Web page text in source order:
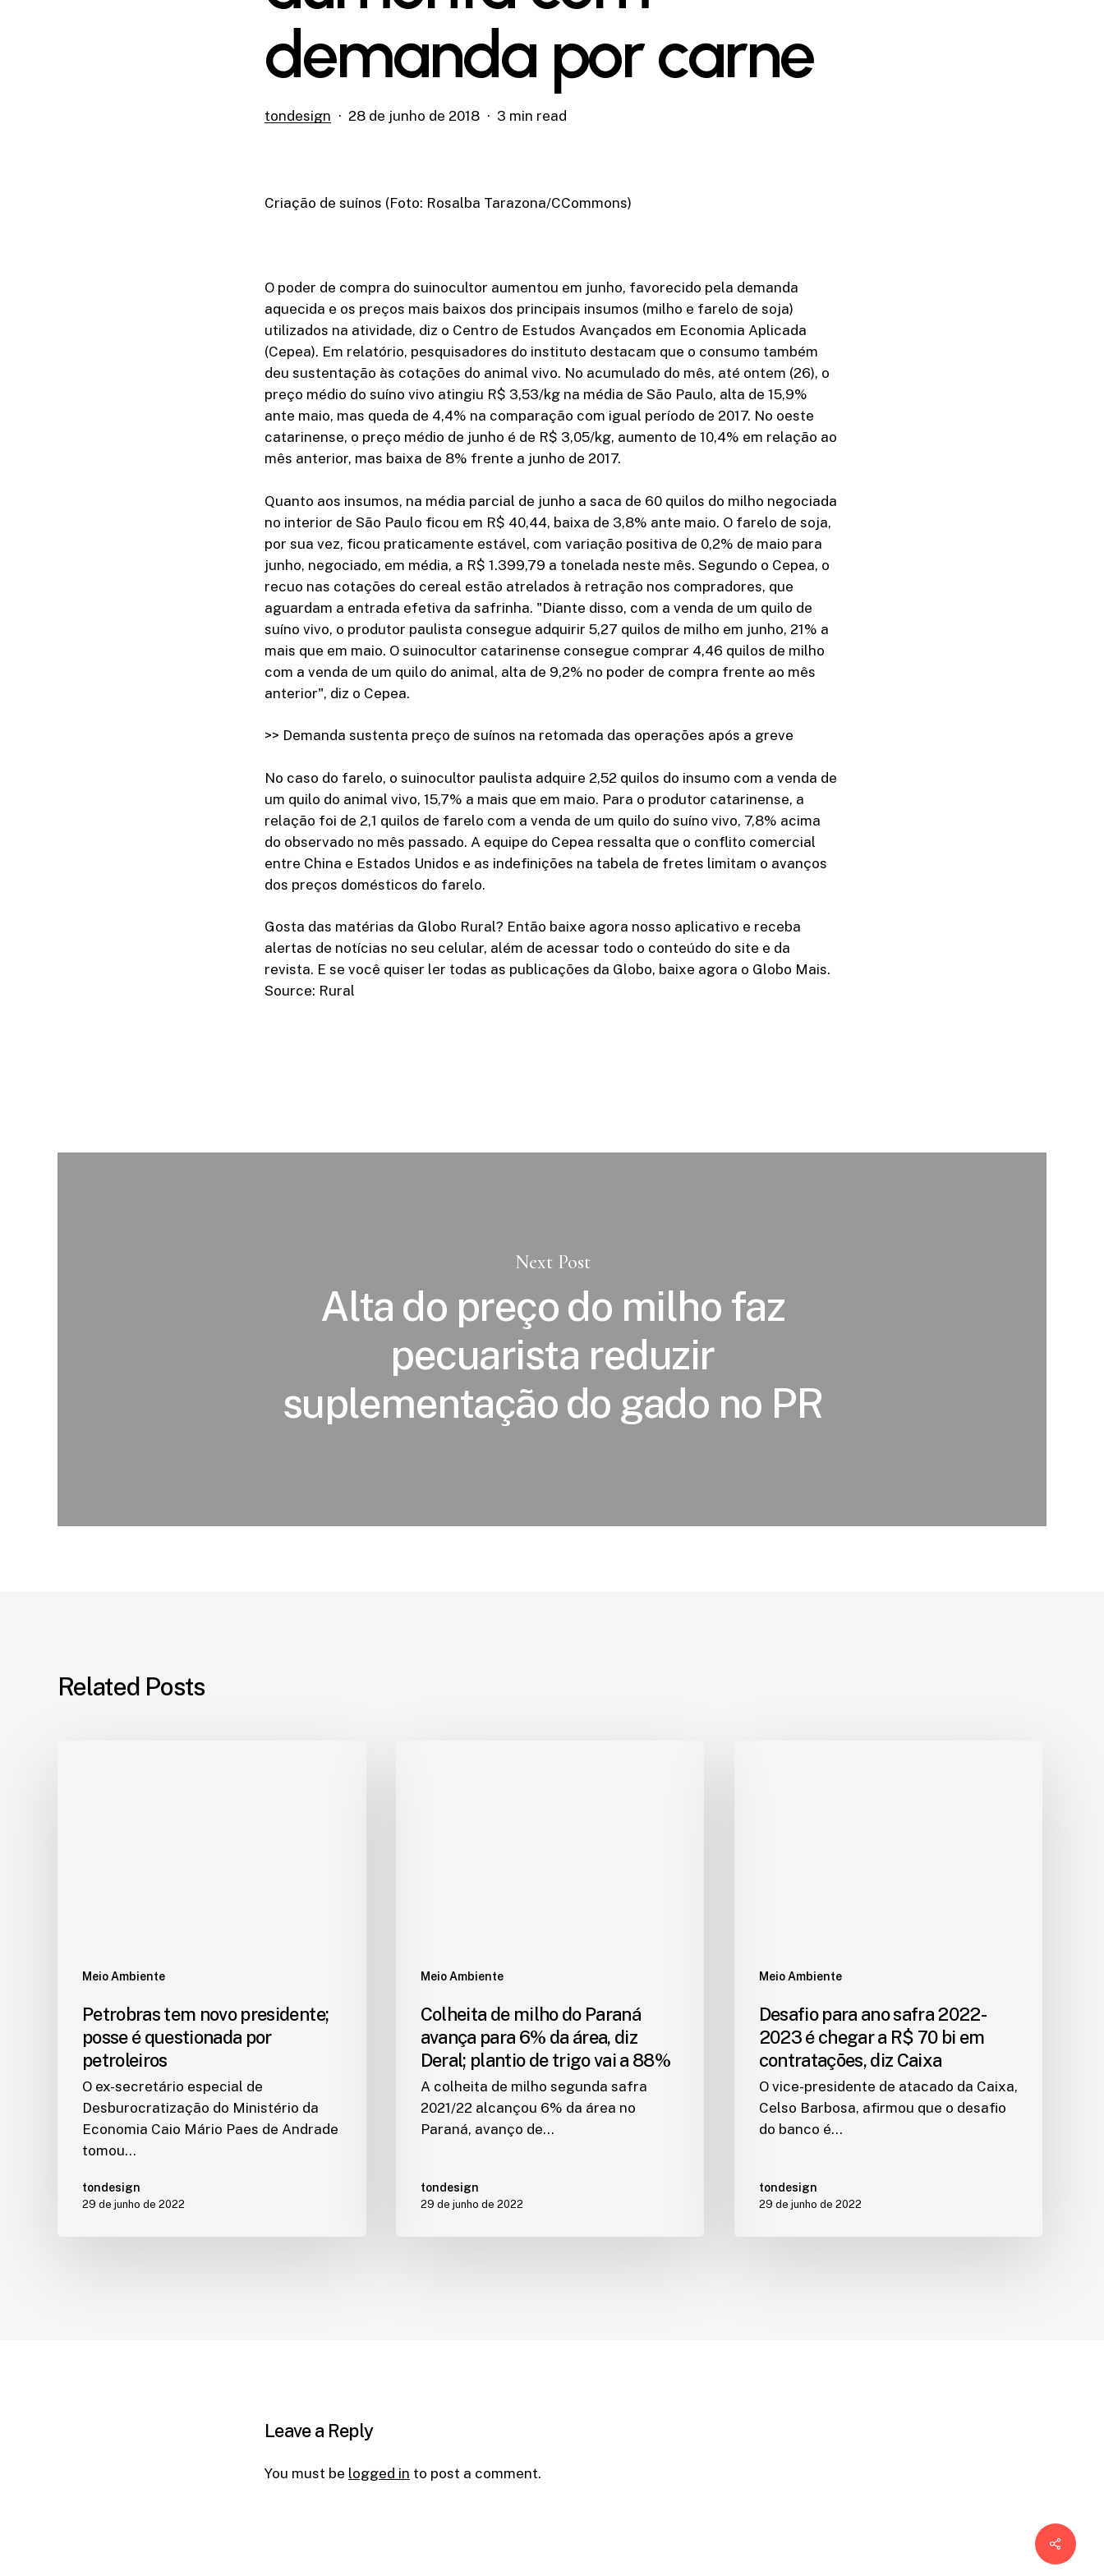
demanda por carne
tondesign 28 de junho de 2018 3 min read
Criação de suínos (Foto: Rosalba Tarazona/CCommons)
O poder de compra do suinocultor aumentou em junho, favorecido pela demanda
aquecida e os preços mais baixos dos principais insumos (milho e farelo de soja)
utilizados na atividade, diz o Centro de Estudos Avançados em Economia Aplicada
(Cepea). Em relatório, pesquisadores do instituto destacam que o consumo também
deu sustentação às cotações do animal vivo. No acumulado do mês, até ontem (26), o
preço médio do suíno vivo atingiu R$ 3,53/kg na média de São Paulo, alta de 15,9%
ante maio, mas queda de 4,4% na comparação com igual período de 2017. No oeste
catarinense, o preço médio de junho é de R$ 3,05/kg, aumento de 10,4% em relação ao
mês anterior, mas baixa de 8% frente a junho de 2017.
Quanto aos insumos, na média parcial de junho a saca de 60 quilos do milho negociada
no interior de São Paulo ficou em R$ 40,44, baixa de 3,8% ante maio. O farelo de soja,
por sua vez, ficou praticamente estável, com variação positiva de 0,2% de maio para
junho, negociado, em média, a R$ 1.399,79 a tonelada neste mês. Segundo o Cepea, o
recuo nas cotações do cereal estão atrelados à retração nos compradores, que
aguardam a entrada efetiva da safrinha. "Diante disso, com a venda de um quilo de
suíno vivo, o produtor paulista consegue adquirir 5,27 quilos de milho em junho, 21% a
mais que em maio. O suinocultor catarinense consegue comprar 4,46 quilos de milho
com a venda de um quilo do animal, alta de 9,2% no poder de compra frente ao mês
anterior", diz o Cepea.
>> Demanda sustenta preço de suínos na retomada das operações após a greve
No caso do farelo, o suinocultor paulista adquire 2,52 quilos do insumo com a venda de
um quilo do animal vivo, 15,7% a mais que em maio. Para o produtor catarinense, a
relação foi de 2,1 quilos de farelo com a venda de um quilo do suíno vivo, 7,8% acima
do observado no mês passado. A equipe do Cepea ressalta que o conflito comercial
entre China e Estados Unidos e as indefinições na tabela de fretes limitam o avanços
dos preços domésticos do farelo.
Gosta das matérias da Globo Rural? Então baixe agora nosso aplicativo e receba
alertas de notícias no seu celular, além de acessar todo o conteúdo do site e da
revista. E se você quiser ler todas as publicações da Globo, baixe agora o Globo Mais.
Source: Rural
Next Post
Alta do preço do milho faz
pecuarista reduzir
suplementação do gado no PR
Related Posts
Meio Ambiente
Petrobras tem novo presidente;
posse é questionada por
petroleiros
O ex-secretário especial de
Desburocratização do Ministério da
Economia Caio Mário Paes de Andrade
tomou…
tondesign
29 de junho de 2022
Meio Ambiente
Colheita de milho do Paraná
avança para 6% da área, diz
Deral; plantio de trigo vai a 88%
A colheita de milho segunda safra
2021/22 alcançou 6% da área no
Paraná, avanço de…
tondesign
29 de junho de 2022
Meio Ambiente
Desafio para ano safra 2022-
2023 é chegar a R$ 70 bi em
contratações, diz Caixa
O vice-presidente de atacado da Caixa,
Celso Barbosa, afirmou que o desafio
do banco é…
tondesign
29 de junho de 2022
Leave a Reply
You must be logged in to post a comment.